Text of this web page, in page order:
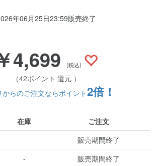
年06月25日23:59販売終了
4,699 (税込)
（42ポイント 還元 ）
からのご注文ならポイント2倍！
在庫
ご注文
-
販売期間終了
-
販売期間終了